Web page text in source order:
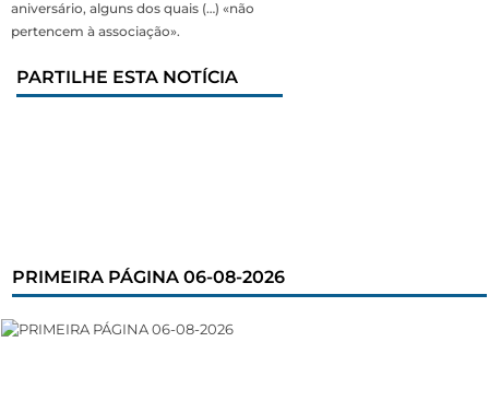
aniversário, alguns dos quais (…) «não
pertencem à associação».
PARTILHE ESTA NOTÍCIA
PRIMEIRA PÁGINA 06-08-2026